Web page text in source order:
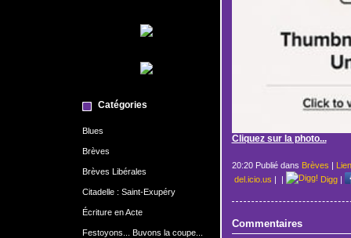
Catégories
Blues
Brèves
Brèves Libérales
Citadelle : Saint-Exupéry
Écriture en Acte
Festoyons... Buvons la coupe...
Cliquez sur la photo...
20:20 Publié dans Brèves |
del.icio.us | | Digg|
Commentaires